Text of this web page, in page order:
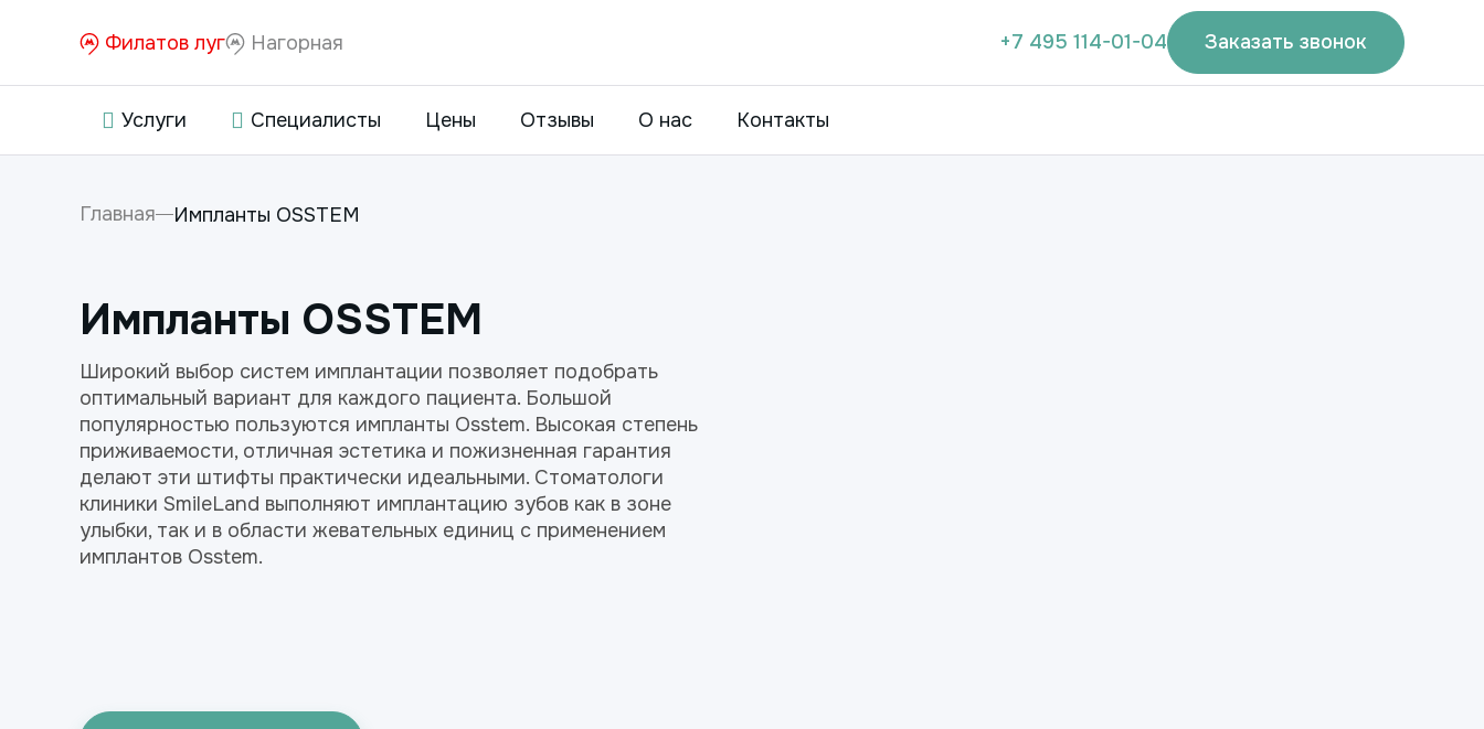
Филатов луг Нагорная +7 495 114-01-04 Заказать звонок
Услуги Специалисты Цены Отзывы О нас Контакты
Главная Импланты OSSTEM
Импланты OSSTEM
Широкий выбор систем имплантации позволяет подобрать
оптимальный вариант для каждого пациента. Большой
популярностью пользуются импланты Osstem. Высокая степень
приживаемости, отличная эстетика и пожизненная гарантия
делают эти штифты практически идеальными. Стоматологи
клиники SmileLand выполняют имплантацию зубов как в зоне
улыбки, так и в области жевательных единиц с применением
имплантов Osstem.